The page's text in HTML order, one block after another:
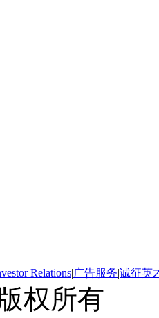
Relations|广告服务|诚征英
权所有